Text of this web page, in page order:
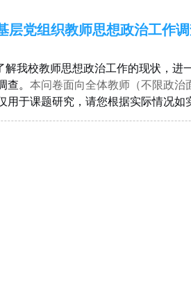
层党组织教师思想政治工作
解我校教师思想政治工作的现状，进
。 本问卷面向全体教师 （不限政治
用于课题研究，请您根据实际情况如